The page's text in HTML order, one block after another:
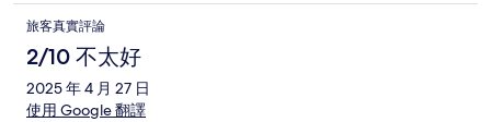
costs
旅客真實評論
2/10 不太好
2025 年 4 月 27 日
使用 Google 翻譯